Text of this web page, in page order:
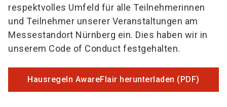
respektvolles Umfeld für alle Teilnehmerinnen
und Teilnehmer unserer Veranstaltungen am
Messestandort Nürnberg ein. Dies haben wir in
unserem Code of Conduct festgehalten.
Hausregeln AwareFlair herunterladen (PDF)